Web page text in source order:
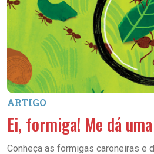
ARTIGO
Ei, formiga! Me dá
Conheça as formigas caroneiras e